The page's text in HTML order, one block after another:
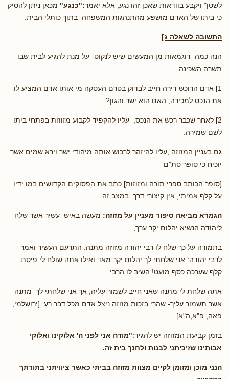
לשטן" ויקבע בוודאות שאכן זהו נגע, אלא יאמר:"כנגע" מכאן ניתן להסיק
כי ביתו של האדם מושפע מהתנהגות המשפחה בתוך כותלי הבית.
התשובה לשאלה ג]
הנה כמה דוגמאות מן המעשים שיש לנקוט- על מנת להגיע לבית שבו
תשרה השכינה:
1] אדם הרוכש דירה חייב לבדוק בטרם העסקה מי אותו אדם המציע לו
את הנכס למכירה, האם הוא ישר והגון?
2] לאחר שכבר רכש את הנכס, עליו להקפיד לקבוע מזוזות בפתחי ביתו
לשם שמירה.
גם בעניין המזוזה ,עליו להיזהר לרכוש אותה מיהודי ישר וירא שמים אשר
יוכיח כי סופר סת"ם
[סופר הכותב ספרי תורה ומזוזות] כתב את הפסוקים הקדושים במו ידיו
על קלף אמיתי, אין קיצורי דרך במצב זה.
הגמרא מביאה סיפור מעניין על מזוזה: מעשה באיש עשיר אשר שלח
ליהודה הנשיא יהלום יקר ערך,
בתמורה על כך שלח לו רבי יהודה מזוזה מתנה. התרעם העשיר ואמר
לרבי יהודה: אני שלחתי לך יהלום יקר מאד ואילו אתה שולח לי פיסת
קלף שערכה כסף מועט! השיב לו הרבי:
אתה שלחת לי מתנה שאני חייב לשמור עליה, אך אני שלחתי לך מתנה
אשר תשמור עליך- שהרי בזכות מזוזה ניצל אדם מכל דבר רע. [ירושלמי,
פאה, פ"א,ה"א]
בזמן קביעת המזוזה יש להגיד:"מודה אני לפני ה' אלוקינו ואלוקי
אבותינו שזיכיתני לבנות ולחנך בית זה.
הנני מוכן ומזומן לקיים מצוות מזוזה בביתי כאשר ציוויתני בתורתך